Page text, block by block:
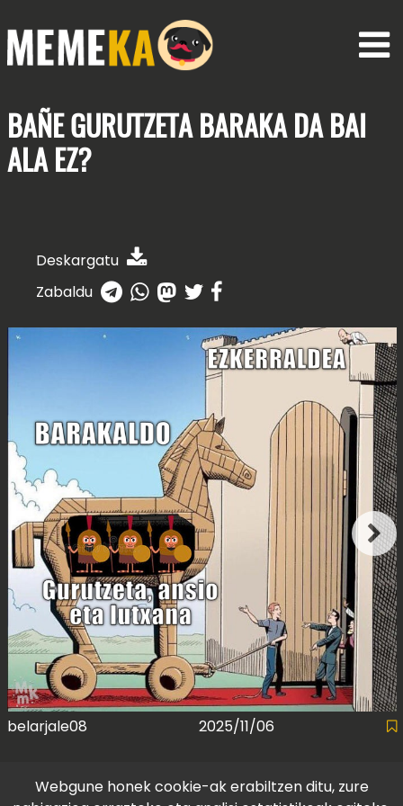
BAÑE GURUTZETA BARAKADA BAI
ALA EZ?
Deskargatu
Zabaldu
belarjale08 2025/11/06
Webgune honek cookie-ak erabiltzen ditu, zure